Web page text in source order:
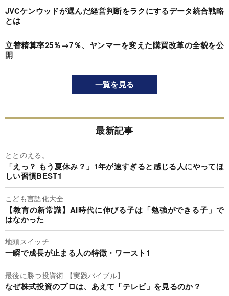
JVCケンウッドが選んだ経営判断をラクにするデータ統合戦略
とは
立替精算率25％→7％、ヤンマーを変えた購買改革の全貌を公
開
一覧を見る
最新記事
ととのえる。
「えっ？ もう夏休み？」1年が速すぎると感じる人にやってほ
しい習慣BEST1
こども言語化大全
【教育の新常識】AI時代に伸びる子は「勉強ができる子」で
はなかった
地頭スイッチ
一瞬で成長が止まる人の特徴・ワースト1
最後に勝つ投資術 【実践バイブル】
なぜ株式投資のプロは、あえて「テレビ」を見るのか？